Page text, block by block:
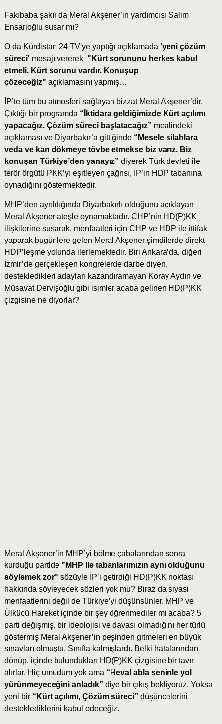
Fakıbaba şakır da Meral Akşener’in yardımcısı Salim
Ensarioğlu susar mı?
O da Kürdistan 24 TV'ye yaptığı açıklamada 'yeni çözüm
süreci' mesajı vererek "Kürt sorununu herkes kabul
etmeli. Kürt sorunu vardır. Konuşup
çözeceğiz" açıklamasını yapmış…
İP’te tüm bu atmosferi sağlayan bizzat Meral Akşener’dir.
Çıktığı bir programda “İktidara geldiğimizde Kürt açılımı
yapacağız. Çözüm süreci başlatacağız” mealindeki
açıklaması ve Diyarbakır’a gittiğinde “Mesele silahlara
veda ve kan dökmeye tövbe etmekse biz varız. Biz
konuşan Türkiye’den yanayız” diyerek Türk devleti ile
terör örgütü PKK’yı eşitleyen çağrısı, İP’in HDP tabanına
oynadığını göstermektedir.
MHP’den ayrıldığında Diyarbakırlı olduğunu açıklayan
Meral Akşener ateşle oynamaktadır. CHP’nin HD(P)KK
ilişkilerine susarak, menfaatleri için CHP ve HDP ile ittifak
yaparak bugünlere gelen Meral Akşener şimdilerde direkt
HDP’leşme yolunda ilerlemektedir. Biri Ankara’da, diğeri
İzmir’de gerçekleşen kongrelerde darbe diyen,
destekledikleri adayları kazandıramayan Koray Aydın ve
Müsavat Dervişoğlu gibi isimler acaba gelinen HD(P)KK
çizgisine ne diyorlar?
Meral Akşener’in MHP’yi bölme çabalarından sonra
kurduğu partide "MHP ile tabanlarımızın aynı olduğunu
söylemek zor" sözüyle İP’i getirdiği HD(P)KK noktası
hakkında söyleyecek sözleri yok mu? Biraz da siyasi
menfaatlerini değil de Türkiye’yi düşünsünler. MHP ve
Ülkücü Hareket içinde bir şey öğrenmediler mi acaba? 5
parti değişmiş, bir ideolojisi ve davası olmadığını her türlü
göstermiş Meral Akşener’in peşinden gitmeleri en büyük
sınavları olmuştu. Sınıfta kalmışlardı. Belki hatalarından
dönüp, içinde bulundukları HD(P)KK çizgisine bir tavır
alırlar. Hiç umudum yok ama “Heval abla seninle yol
yürünmeyeceğini anladık” diye bir çıkış bekliyoruz. Yoksa
yeni bir “Kürt açılımı, Çözüm süreci” düşüncelerini
desteklediklerini kabul edeceğiz.